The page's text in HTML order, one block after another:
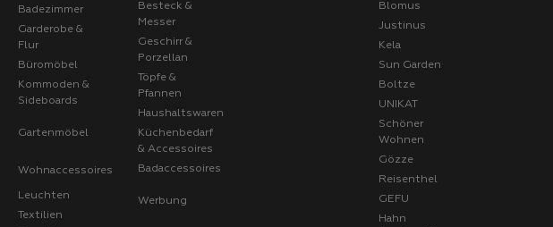
Badezimmer
Garderobe &
Flur
Büromöbel
Kommoden &
Sideboards
Gartenmöbel
Wohnaccessoires
Leuchten
Textilien
Besteck &
Messer
Geschirr &
Porzellan
Töpfe &
Pfannen
Haushaltswaren
Küchenbedarf
& Accessoires
Badaccessoires
Werbung
Blomus
Justinus
Kela
Sun Garden
Boltze
UNIKAT
Schöner
Wohnen
Gözze
Reisenthel
GEFU
Hahn